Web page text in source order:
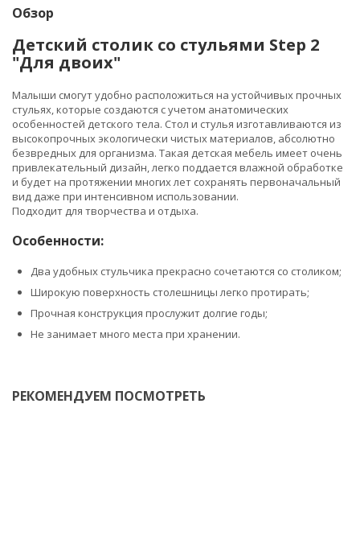
Обзор
Детский столик со стульями Step 2
"Для двоих"
Малыши смогут удобно расположиться на устойчивых прочных
стульях, которые создаются с учетом анатомических
особенностей детского тела. Стол и стулья изготавливаются из
высокопрочных экологически чистых материалов, абсолютно
безвредных для организма. Такая детская мебель имеет очень
привлекательный дизайн, легко поддается влажной обработке
и будет на протяжении многих лет сохранять первоначальный
вид даже при интенсивном использовании.
Подходит для творчества и отдыха.
Особенности:
Два удобных стульчика прекрасно сочетаются со столиком;
Широкую поверхность столешницы легко протирать;
Прочная конструкция прослужит долгие годы;
Не занимает много места при хранении.
РЕКОМЕНДУЕМ ПОСМОТРЕТЬ